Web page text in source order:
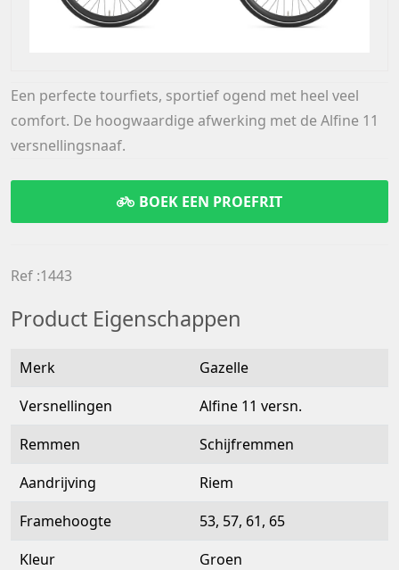
Een perfecte tourfiets, sportief ogend met heel veel
comfort. De hoogwaardige afwerking met de Alfine 11
versnellingsnaaf.
BOEK EEN PROEFRIT
Ref :1443
Product Eigenschappen
Merk
Gazelle
Versnellingen
Alfine 11 versn.
Remmen
Schijfremmen
Aandrijving
Riem
Framehoogte
53, 57, 61, 65
Kleur
Groen